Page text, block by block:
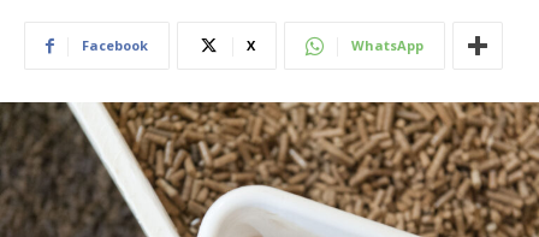
Facebook X WhatsApp